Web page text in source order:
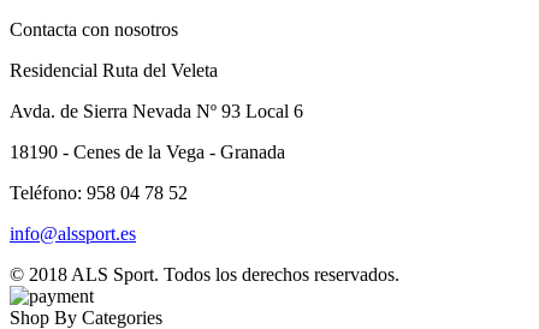
Contacta con nosotros
Residencial Ruta del Veleta
Avda. de Sierra Nevada Nº 93 Local 6
18190 - Cenes de la Vega - Granada
Teléfono: 958 04 78 52
info@alssport.es
© 2018 ALS Sport. Todos los derechos reservados.
Shop By Categories